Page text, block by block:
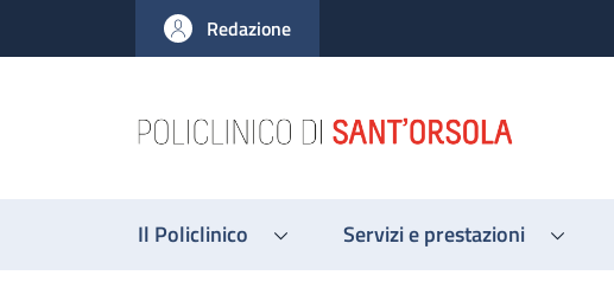
al contenuto principale
to footer content
Redazione
Il Policlinico Servizi e prestazioni